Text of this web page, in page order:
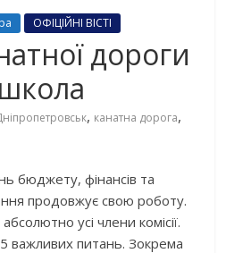
ОФІЦІЙНІ ВІСТІ
дороги
, канатна дорога,
бюджету, фінансів та
продовжує свою роботу.
усі члени комісії.
важливих питань. Зокрема